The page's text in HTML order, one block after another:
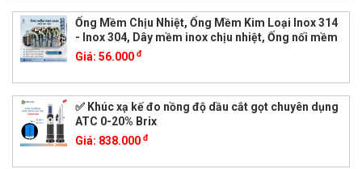
Ống Mềm Chịu Nhiệt, Ống Mềm Kim Loại Inox 314
- Inox 304, Dây mềm inox chịu nhiệt, Ống nối mềm
Giá: 56.000 đ
✅ Khúc xạ kế đo nồng độ dầu cắt gọt chuyên dụng
ATC 0-20% Brix
Giá: 838.000 đ